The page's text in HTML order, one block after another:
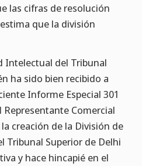
las cifras de resolución
que la división
Intelectual del Tribunal
ha sido bien recibido a
Informe Especial 301
Comercial
creación de la División de
Tribunal Superior de Delhi
y hace hincapié en el